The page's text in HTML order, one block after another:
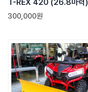
T-REX 420 (26.8마력)
300,000원